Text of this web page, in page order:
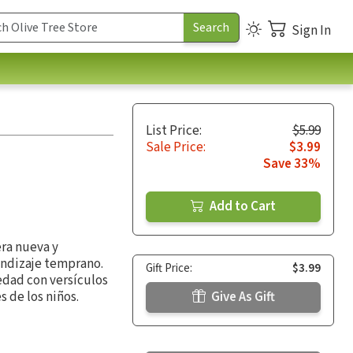
Sign In
nueva y
temprano.
con versículos
de los niños.
List Price:
$5.99
Sale Price:
$3.99
Save 33%
Add to Cart
Gift Price: $3.99
Give As Gift